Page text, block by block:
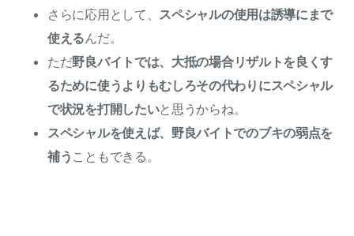
さらに応用として、 スペシャルの使用は誘導にまで
使えるんだ。
ただ野良バイトでは、大抵の場合リザルトを良くす
るために使うよりもむしろその代わりにスペシャル
で状況を打開したいと思うからね。
スペシャルを使えば、野良バイトでのブキの弱点を
補う こともできる。